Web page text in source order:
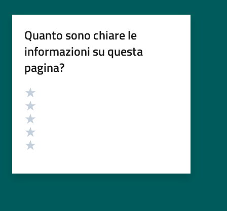
Quanto sono chiare le
informazioni su questa
pagina?
Valutazione